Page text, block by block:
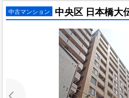
中古マンション 中央区 日本橋大